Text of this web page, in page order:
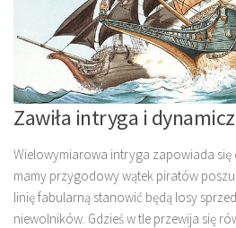
Zawiła intryga i
Wielowymiarowa intryga zapowiada się
mamy przygodowy wątek piratów
linię fabularną stanowić będą losy
niewolników. Gdzieś w tle przewija się